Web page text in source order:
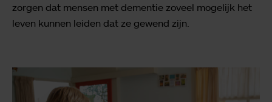
zorgen dat mensen met dementie zoveel mogelijk het
leven kunnen leiden dat ze gewend zijn.